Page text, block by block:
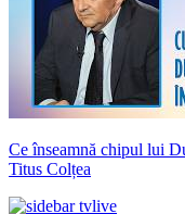
Ce înseamnă chipul lui
Titus Colțea